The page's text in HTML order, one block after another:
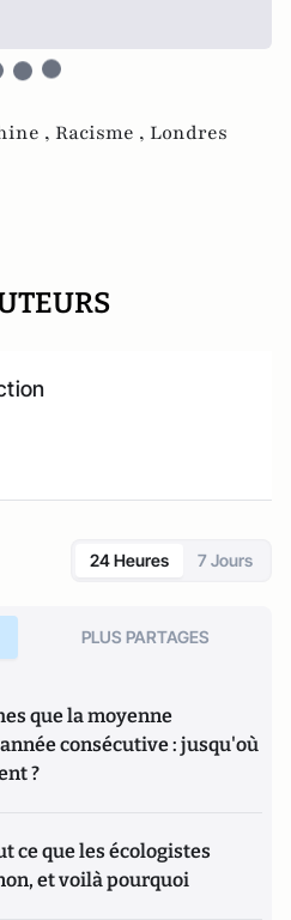
, Racisme , Londres
24 Heures 7 Jours
PLUS PARTAGES
que la moyenne
consécutive : jusqu'où
?
ce que les écologistes
et voilà pourquoi